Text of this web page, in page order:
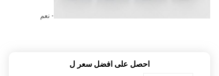
- نعم
احصل على افضل سعر ل